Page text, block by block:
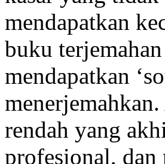
mendapatkan
buku
mendapatkan
rendah yang
profesional, dan